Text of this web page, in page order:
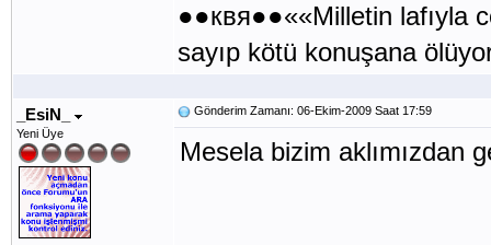
●●квя●●««Milletin lafıyla
sayıp kötü konuşana
_EsiN_
Yeni Üye
Gönderim Zamanı: 06-Ekim-2009 Saat 17:59
Mesela bizim aklımızdan